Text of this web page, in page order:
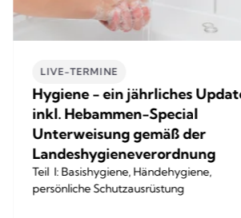
LIVE-TERMINE
Hygiene - ein jährliches
inkl. Hebammen-Special
Unterweisung gemäß der
Landeshygieneverordnung
Teil I: Basishygiene, Händehygiene,
persönliche Schutzausrüstung